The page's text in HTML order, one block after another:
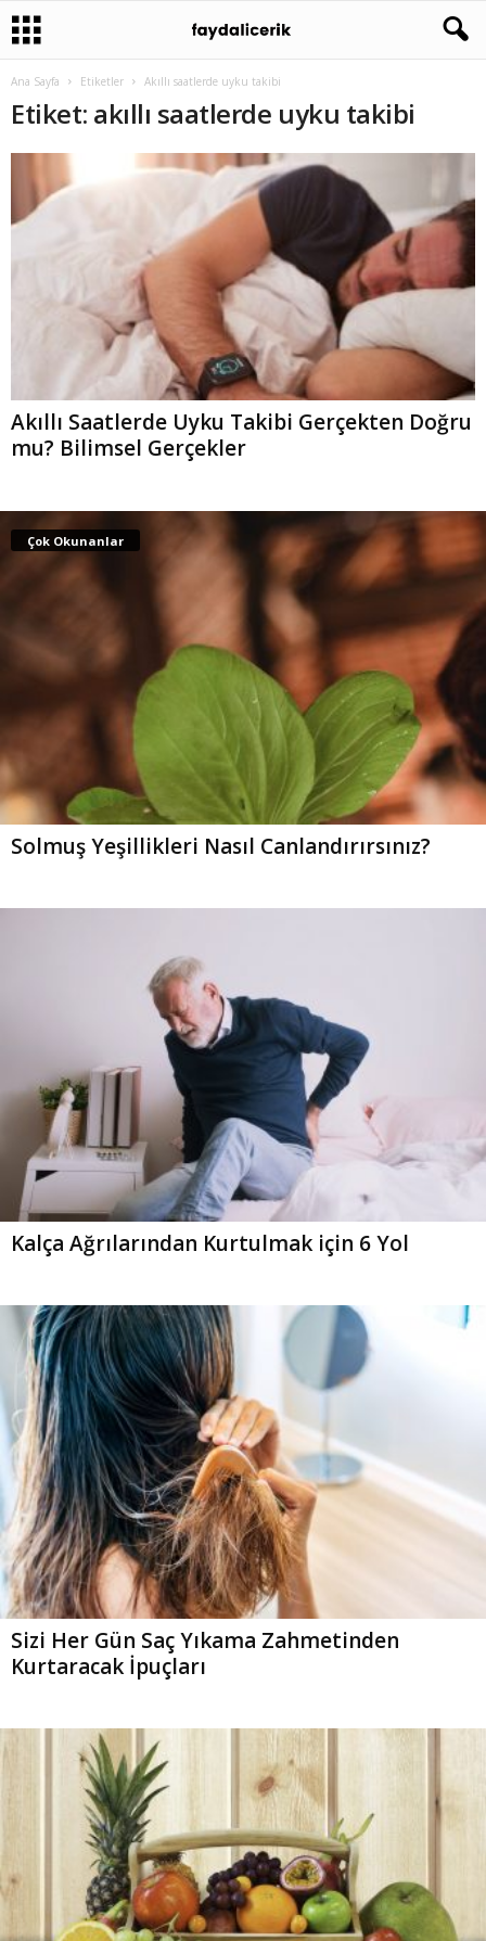
Ana Sayfa Etiketler Akıllı saatlerde uyku takibi
Etiket: akıllı saatlerde uyku takibi
Akıllı Saatlerde Uyku Takibi Gerçekten Doğru
mu? Bilimsel Gerçekler
Çok Okunanlar
Solmuş Yeşillikleri Nasıl Canlandırırsınız?
Kalça Ağrılarından Kurtulmak için 6 Yol
Sizi Her Gün Saç Yıkama Zahmetinden
Kurtaracak İpuçları